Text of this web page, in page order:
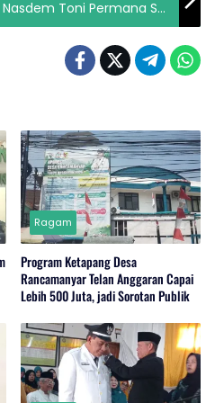
Nasdem Toni Permana SH,
di Daerah Baleendah
Ragam
Program Ketapang Desa
Rancamanyar Telan Anggaran Capai
Lebih 500 Juta, jadi Sorotan Publik